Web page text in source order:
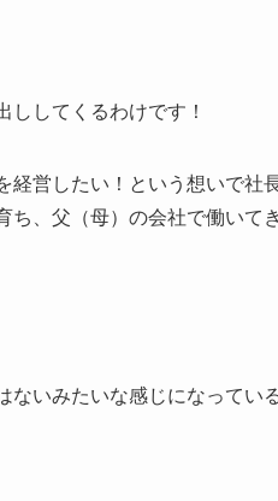
ししてくるわけです！
経営したい！という想いで
ち、父（母）の会社で働いて
いみたいな感じになってい